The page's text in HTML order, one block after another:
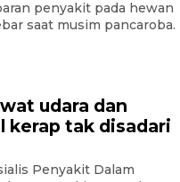
penyakit pada hewan
saat musim pancaroba.
udara dan
kerap tak disadari
Penyakit Dalam